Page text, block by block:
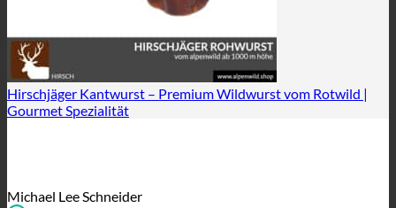
Hirschjäger Kantwurst – Premium Wildwurst vom Rotwild |
Gourmet Spezialität
Michael Lee Schneider